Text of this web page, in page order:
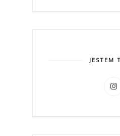
JESTEM